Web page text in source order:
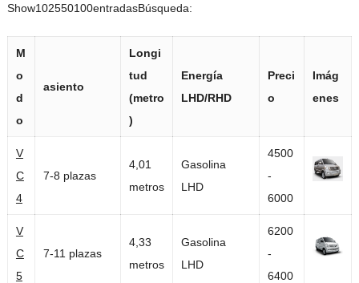
Show102550100entradasBúsqueda:
M
o
d
o
asiento
Longi
tud
(metro
)
Energía
LHD/RHD
Preci
o
Imág
enes
V
C
4
7-8 plazas
4,01
metros
Gasolina
LHD
4500
-
6000
V
C
5
7-11 plazas
4,33
metros
Gasolina
LHD
6200
-
6400